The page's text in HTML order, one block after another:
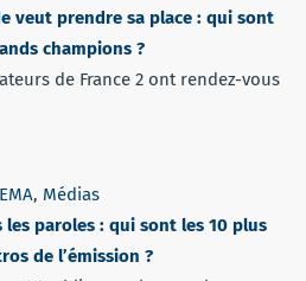
veut prendre sa place : qui sont
champions ?
de France 2 ont rendez-vous
, Médias
les paroles : qui sont les 10 plus
de l’émission ?